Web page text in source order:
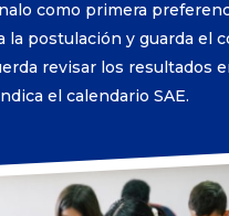
como primera
la postulación y guarda el
revisar los resultados
el calendario SAE.